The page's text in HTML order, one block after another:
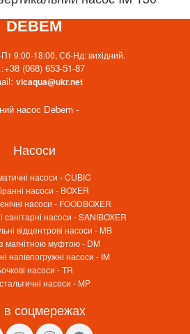
DEBEM
9:00-18:00, Сб-Нд: вихідний.
+38 (068) 653-51-87
vicaqua@ukr.net
насос Debem -
Насоси
насоси - CUBIC
насоси - BOXER
насоси - FOODBOXER
насоси - SANIBOXER
відцентрові насоси - MB
магнітною муфтою - DM
напівпогружні насоси - IM
насоси - TR
насоси - MP
соцмережах